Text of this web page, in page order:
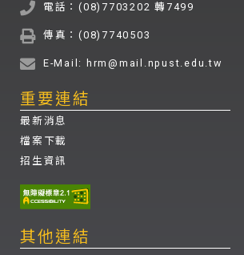
電話：(08)7703202 轉7499
傳真：(08)7740503
E-Mail: hrm@mail.npust.edu.tw
重要連結
最新消息
檔案下載
招生資訊
其他連結